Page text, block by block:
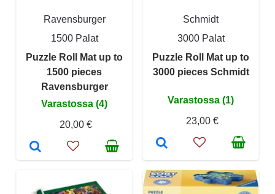
Ravensburger
1500 Palat
Puzzle Roll Mat up to
1500 pieces
Ravensburger
Varastossa (4)
20,00 €
Schmidt
3000 Palat
Puzzle Roll Mat up to
3000 pieces Schmidt
Varastossa (1)
23,00 €